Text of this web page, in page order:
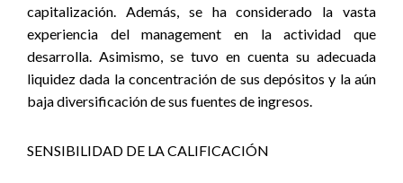
capitalización. Además, se ha considerado la vasta
experiencia del management en la actividad que
desarrolla. Asimismo, se tuvo en cuenta su adecuada
liquidez dada la concentración de sus depósitos y la aún
baja diversificación de sus fuentes de ingresos.
SENSIBILIDAD DE LA CALIFICACIÓN